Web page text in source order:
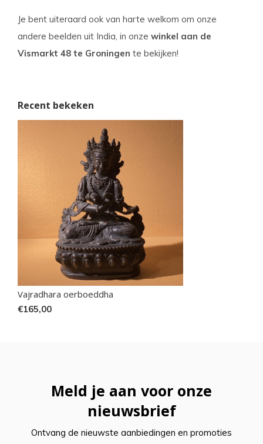
Je bent uiteraard ook van harte welkom om onze
andere beelden uit India, in onze winkel aan de
Vismarkt 48 te Groningen te bekijken!
Recent bekeken
Vajradhara oerboeddha
€165,00
Meld je aan voor onze
nieuwsbrief
Ontvang de nieuwste aanbiedingen en promoties